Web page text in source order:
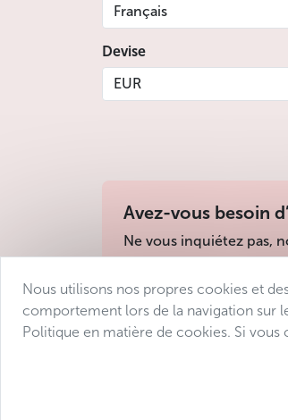
Français
Devise
EUR
Avez-vous besoin
Ne vous inquiétez pas,
Conditions de vente
Nous utilisons nos propres cookies et
comportement lors de la navigation sur
Politique en matière de cookies. Si